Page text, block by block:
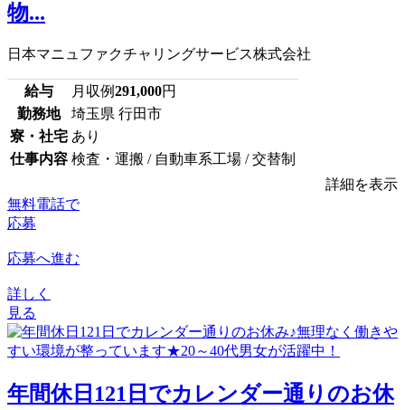
物...
日本マニュファクチャリングサービス株式会社
給与 月収例291,000円
勤務地
埼玉県 行田市
寮・社宅 あり
仕事内容 検査・運搬 / 自動車系工場 / 交替制
詳細を表示
無料電話で
応募
応募へ進む
詳しく
見る
年間休日121日でカレンダー通りのお休